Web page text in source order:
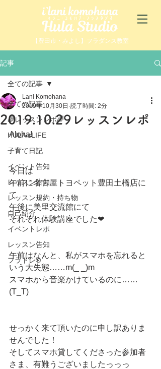
【豊田市・みよし】フラダンス教室
記事
全ての記事
🌈レッスンレポ🌈
HULAisLIFE
子育て日記
イベント告知
レッスン告知
レッスン規約・持ち物
自己紹介
イベントレポ
レッスン告知
フラトレ®️
全ての記事
2019.10.29レッスンレポ
Lani Komohana
2019年10月30日 読了時間: 2分
Aloha!
今日は
午前に名古屋トヨペット豊田土橋店に
て
午後に美里交流館にて
それぞれ体験講座でした❤
午前はなんと、私がスマホを忘れると
いう大失態……m(_ _)m
スマホから音楽かけているのに……
(T_T)
せっかく来て頂いたのに申し訳ありま
せんでした！
そしてスマホ貸してくださった参加者
さま、有難うございましたっっっ